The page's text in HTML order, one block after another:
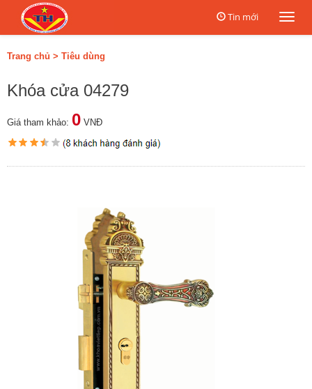
Tin mới
Trang chủ > Tiêu dùng
Khóa cửa 04279
Giá tham khảo: 0 VNĐ